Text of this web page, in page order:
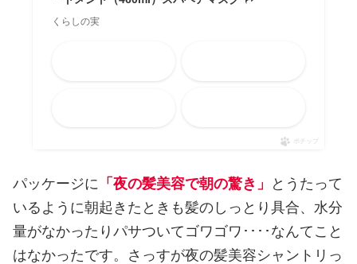
くらしの実
ポチップ
パッケージに 「夜の髪美容で朝の驚き」
とうたって
いるように朝起きたときも髪のしっとり具合、水分
量がなかったりパサついてゴワゴワ････なんてこと
はなかったです。さっすが夜の髪美容シャントリっ